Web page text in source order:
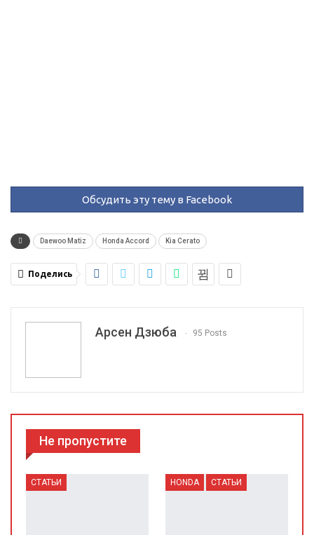
Обсудить эту тему в Facebook
Daewoo Matiz Honda Accord Kia Cerato
Поделись
Арсен Дзюба 95 Posts
Не пропустите
СТАТЬИ HONDA СТАТЬИ